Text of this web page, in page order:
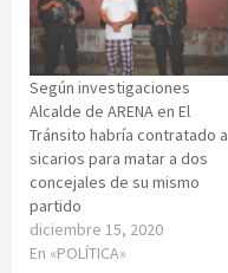
Según investigaciones
Alcalde de ARENA en El
Tránsito habría contratado a
sicarios para matar a dos
concejales de su mismo
partido
diciembre 15, 2020
En «POLÍTICA»